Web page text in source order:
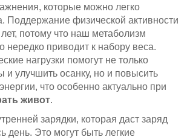
которые можно легко
Поддержание физической активности
потому что наш метаболизм
нередко приводит к набору веса.
нагрузки помогут не только
улучшить осанку, но и повысить
что особенно актуально при
живот.
зарядки, которая даст заряд
день. Это могут быть легкие